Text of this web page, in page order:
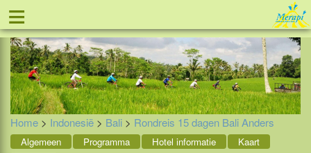
≡ Tel: 088 - 81 11 999
Home > Indonesië > Bali > Rondreis 15 dagen Bali Anders
Algemeen Programma Hotel informatie
Kaart